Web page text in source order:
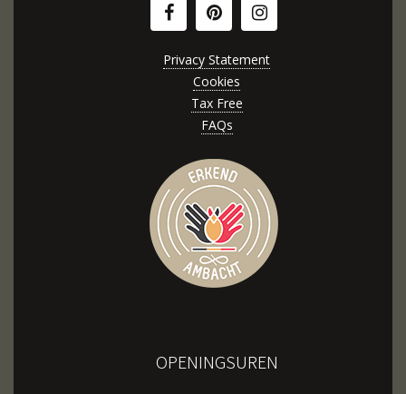
Privacy Statement
Cookies
Tax Free
FAQs
OPENINGSUREN